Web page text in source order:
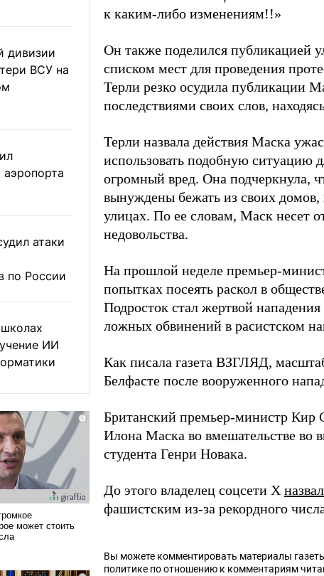
дивизии
ВСУ на
атаки
по России
ИИ
к каким-либо изменениям!!»
Он также поделился публикацией
списком мест для проведения
Терли резко осудила публикации
последствиями своих слов,
Терли назвала действия Маска
использовать подобную ситуацию
огромный вред. Она подчеркнула,
вынуждены бежать из своих домов,
улицах. По ее словам, Маск несет
недовольства.
На прошлой неделе премьер-
попытках посеять раскол в
Подросток стал жертвой
ложных обвинений в расистском
Как писала газета ВЗГЛЯД,
Белфасте после вооруженного
Британский премьер-министр Кир
Илона Маска во вмешательстве во
студента Генри Новака.
До этого владелец соцсети X назвал
фашистским из-за рекордного
Вы можете комментировать материалы
политике по отношению к комментариям